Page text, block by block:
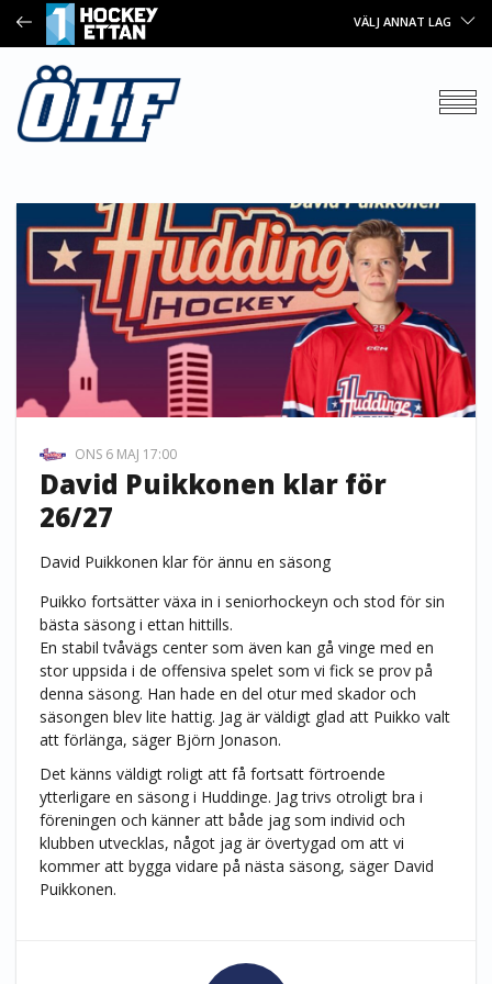
VÄLJ ANNAT LAG
ONS 6 MAJ 17:00
David Puikkonen klar för
26/27
David Puikkonen klar för ännu en säsong
Puikko fortsätter växa in i seniorhockeyn och stod för sin
bästa säsong i ettan hittills.
En stabil tvåvägs center som även kan gå vinge med en
stor uppsida i de offensiva spelet som vi fick se prov på
denna säsong. Han hade en del otur med skador och
säsongen blev lite hattig. Jag är väldigt glad att Puikko valt
att förlänga, säger Björn Jonason.
Det känns väldigt roligt att få fortsatt förtroende
ytterligare en säsong i Huddinge. Jag trivs otroligt bra i
föreningen och känner att både jag som individ och
klubben utvecklas, något jag är övertygad om att vi
kommer att bygga vidare på nästa säsong, säger David
Puikkonen.